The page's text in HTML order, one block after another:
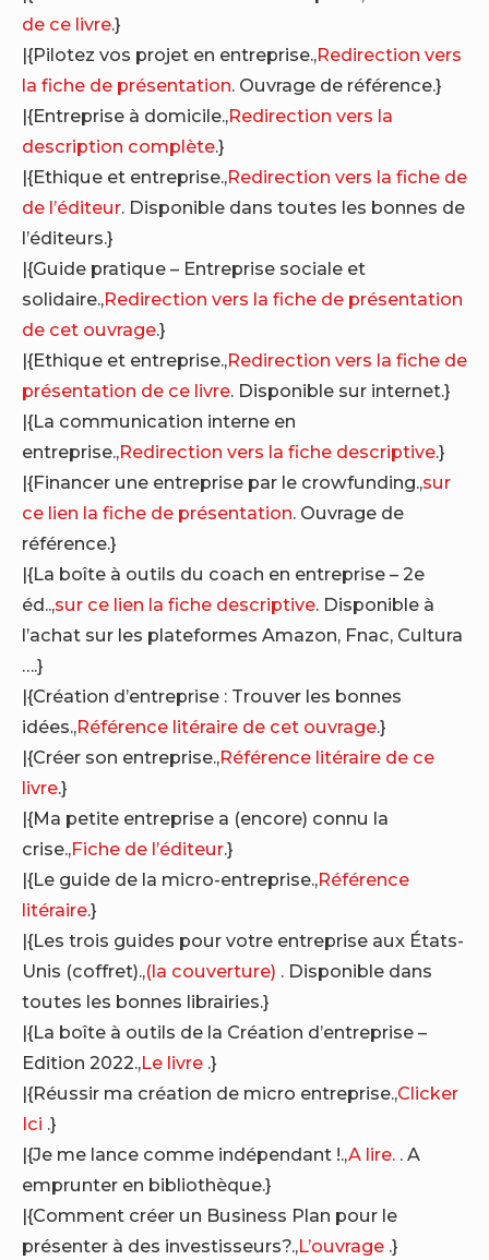
de ce livre.}
|{Pilotez vos projet en entreprise.,Redirection vers
la fiche de présentation. Ouvrage de référence.}
|{Entreprise à domicile.,Redirection vers la
description complète.}
|{Ethique et entreprise.,Redirection vers la fiche de
de l’éditeur. Disponible dans toutes les bonnes de
l’éditeurs.}
|{Guide pratique – Entreprise sociale et
solidaire.,Redirection vers la fiche de présentation
de cet ouvrage.}
|{Ethique et entreprise.,Redirection vers la fiche de
présentation de ce livre. Disponible sur internet.}
|{La communication interne en
entreprise.,Redirection vers la fiche descriptive.}
|{Financer une entreprise par le crowfunding.,sur
ce lien la fiche de présentation. Ouvrage de
référence.}
|{La boîte à outils du coach en entreprise – 2e
éd..,sur ce lien la fiche descriptive. Disponible à
l’achat sur les plateformes Amazon, Fnac, Cultura
….}
|{Création d’entreprise : Trouver les bonnes
idées.,Référence litéraire de cet ouvrage.}
|{Créer son entreprise.,Référence litéraire de ce
livre.}
|{Ma petite entreprise a (encore) connu la
crise.,Fiche de l’éditeur.}
|{Le guide de la micro-entreprise.,Référence
litéraire.}
|{Les trois guides pour votre entreprise aux États-
Unis (coffret).,(la couverture) . Disponible dans
toutes les bonnes librairies.}
|{La boîte à outils de la Création d’entreprise –
Edition 2022.,Le livre .}
|{Réussir ma création de micro entreprise.,Clicker
Ici .}
|{Je me lance comme indépendant !.,A lire. . A
emprunter en bibliothèque.}
|{Comment créer un Business Plan pour le
présenter à des investisseurs?.,L’ouvrage .}